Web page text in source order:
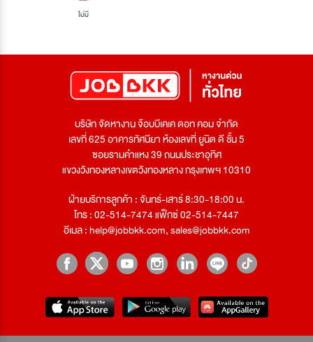
ไม่มี
บริษัท จัดหางาน จ๊อบบีเคเค ดอท คอม จำกัด
เลขที่ 625 อาคารทัศนียา ห้องเลขที่ ยูนิต ดี ชั้น 5
ซอยรามคำแหง 39 ถนนประชาอุทิศ
แขวงวังทองหลางเขตวังทองหลาง กรุงเทพฯ 10310
ฝ่ายบริการลูกค้า : จันทร์-เสาร์ 8:30-18:00 น.
โทร : 02-514-7474 แฟ็กซ์ 02-514-7447
อีเมล :help@jobbkk.com,sales@jobbkk.com